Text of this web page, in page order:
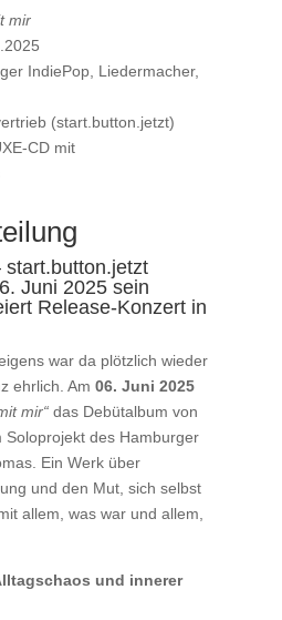
mir
IndiePop, Liedermacher,
(start.button.jetzt)
CD mit
start.button.jetzt
Juni 2025 sein
Release-Konzert in
war da plötzlich wieder
ehrlich. Am 06. Juni 2025
mir“das Debütalbum von
Soloprojekt des Hamburger
Ein Werk über
und den Mut, sich selbst
allem, was war und allem,
und innerer